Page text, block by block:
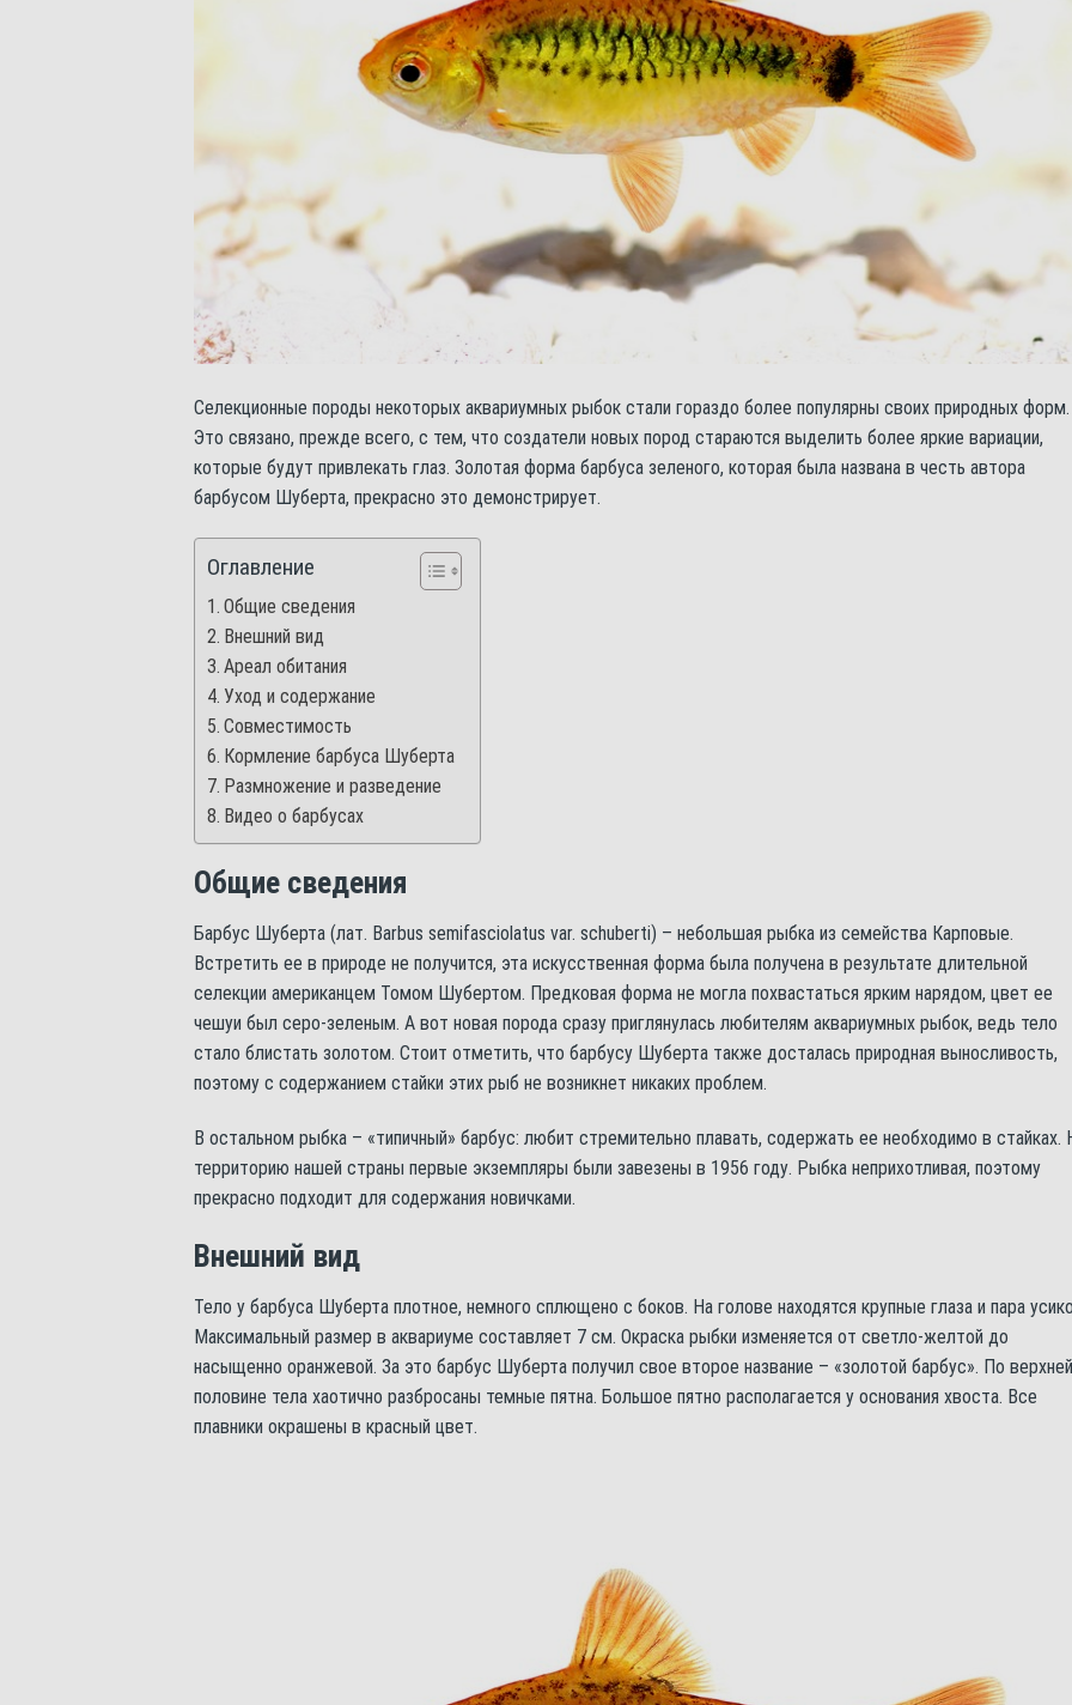
Селекционные породы некоторых аквариумных рыбок стали гораздо более популярны своих природных форм.
Это связано, прежде всего, с тем, что создатели новых пород стараются выделить более яркие вариации,
которые будут привлекать глаз. Золотая форма барбуса зеленого, которая была названа в честь автора
барбусом Шуберта, прекрасно это демонстрирует.
Оглавление
Общие сведения
Внешний вид
Ареал обитания
Уход и содержание
Совместимость
Кормление барбуса Шуберта
Размножение и разведение
Видео о барбусах
Общие сведения
Барбус Шуберта (лат. Barbus semifasciolatus var. schuberti) – небольшая рыбка из семейства Карповые.
Встретить ее в природе не получится, эта искусственная форма была получена в результате длительной
селекции американцем Томом Шубертом. Предковая форма не могла похвастаться ярким нарядом, цвет ее
чешуи был серо-зеленым. А вот новая порода сразу приглянулась любителям аквариумных рыбок, ведь тело
стало блистать золотом. Стоит отметить, что барбусу Шуберта также досталась природная выносливость,
поэтому с содержанием стайки этих рыб не возникнет никаких проблем.
В остальном рыбка – «типичный» барбус: любит стремительно плавать, содержать ее необходимо в стайках.
территорию нашей страны первые экземпляры были завезены в 1956 году. Рыбка неприхотливая, поэтому
прекрасно подходит для содержания новичками.
Внешний вид
Тело у барбуса Шуберта плотное, немного сплющено с боков. На голове находятся крупные глаза и пара
Максимальный размер в аквариуме составляет 7 см. Окраска рыбки изменяется от светло-желтой до
насыщенно оранжевой. За это барбус Шуберта получил свое второе название – «золотой барбус». По верхней
половине тела хаотично разбросаны темные пятна. Большое пятно располагается у основания хвоста. Все
плавники окрашены в красный цвет.